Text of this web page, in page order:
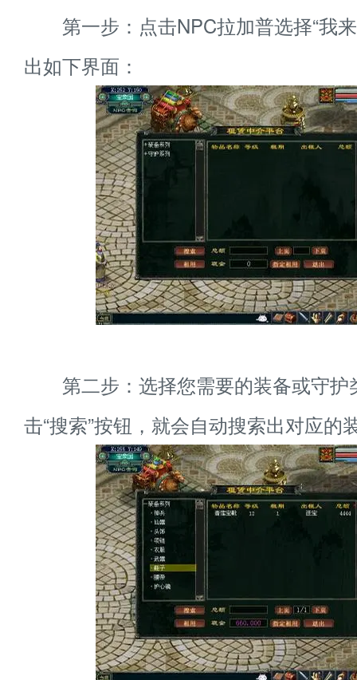
第一步：点击NPC拉加普选择“我来
出如下界面：
第二步：选择您需要的装备或守护
击“搜索”按钮，就会自动搜索出对应的